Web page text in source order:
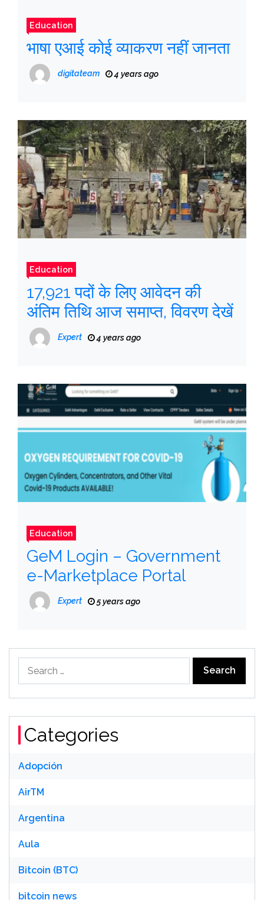
Education
भाषा एआई कोई व्याकरण नहीं जानता
digitateam 4 years ago
Education
17,921 पदों के लिए आवेदन की
अंतिम तिथि आज समाप्त, विवरण देखें
Expert 4 years ago
Education
GeM Login – Government
e-Marketplace Portal
Expert 5 years ago
for:
Categories
Adopción
AirTM
Argentina
Aula
Bitcoin (BTC)
bitcoin news